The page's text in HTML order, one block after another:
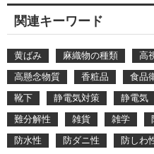
関連キーワード
黄ばみ 麻織物の種類 高
高懸念物質
香粧品 食品
靴下
静電気対策 静電気
難分解性
雑貨 雑学
防水性
防ダニ性 防しわ